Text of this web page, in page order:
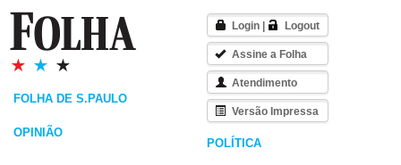
FOLHA DE S.PAULO
OPINIÃO
Login Logout
Assine a Folha
Atendimento
Versão Impressa
POLÍTICA